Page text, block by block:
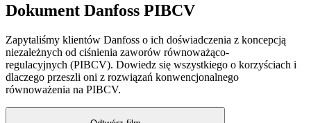
Dokument Danfoss PIBCV
Zapytaliśmy klientów Danfoss o ich doświadczenia z koncepcją
niezależnych od ciśnienia zaworów równoważąco-
regulacyjnych (PIBCV). Dowiedz się wszystkiego o korzyściach i
dlaczego przeszli oni z rozwiązań konwencjonalnego
równoważenia na PIBCV.